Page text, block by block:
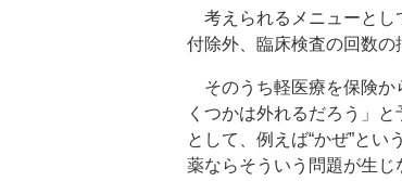
考えられるメニューとし
付除外、臨床検査の回数の
そのうち軽医療を保険か
くつかは外れるだろう」
として、例えば“かぜ”と
薬ならそういう問題が生